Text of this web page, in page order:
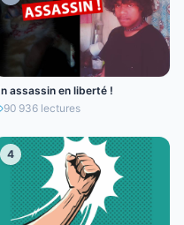
assassin en liberté !
90 936 lectures
4